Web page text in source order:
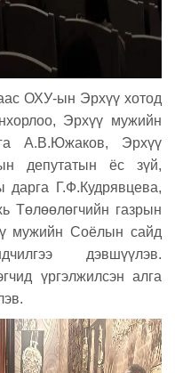
ОХУ-ын Эрхүү хотод
Эрхүү мужийн
А.В.Южаков, Эрхүү
депутатын ёс зүй,
дарга Г.Ф.Кудрявцева,
газрын
мужийн Соёлын сайд
дэвшүүлэв.
үргэлжилсэн алга